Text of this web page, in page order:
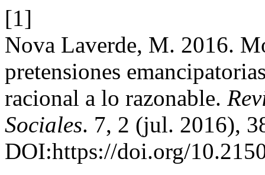
[1]
Nova Laverde, M. 2016.
pretensiones
racional a lo razonable.
Sociales. 7, 2 (jul. 2016),
DOI:https://doi.org/